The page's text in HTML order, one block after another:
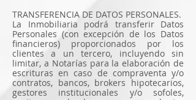
TRANSFERENCIA DE DATOS PERSONALES.
La Inmobiliaria podrá transferir Datos
Personales (con excepción de los Datos
financieros) proporcionados por los
clientes a un tercero, incluyendo sin
limitar, a Notarías para la elaboración de
escrituras en caso de compraventa y/o
contratos, bancos, brokers hipotecarios,
gestores institucionales y/o sofoles,